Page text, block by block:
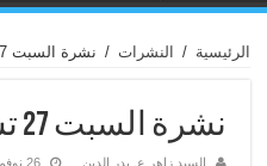
الرئيسية / النشرات / نشرة السبت 27 تشرين ثاني 2016 العدد 5167
نشرة السبت 27 تشرين ثاني 2016 العدد 5167
السيد زاهر ع. بدر الدين 26 نوفمبر، 2016